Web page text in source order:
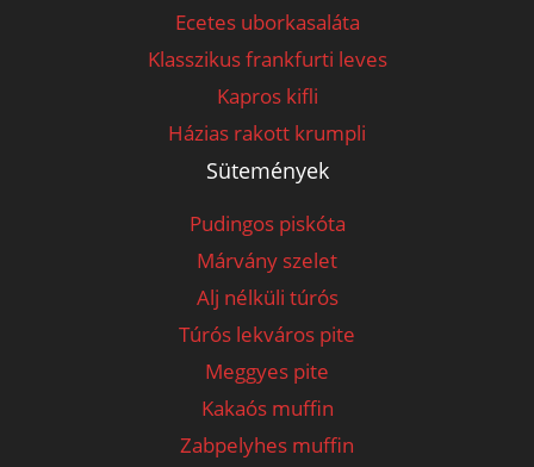
Ecetes uborkasaláta
Klasszikus frankfurti leves
Kapros kifli
Házias rakott krumpli
Sütemények
Pudingos piskóta
Márvány szelet
Alj nélküli túrós
Túrós lekváros pite
Meggyes pite
Kakaós muffin
Zabpelyhes muffin